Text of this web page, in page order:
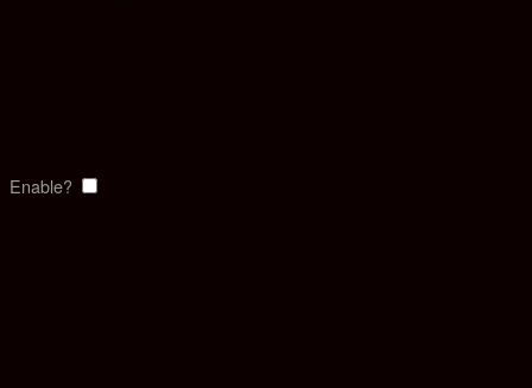
Enable?